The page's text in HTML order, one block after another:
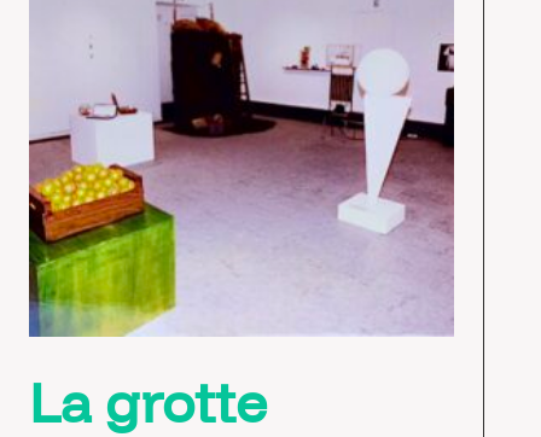
La grotte